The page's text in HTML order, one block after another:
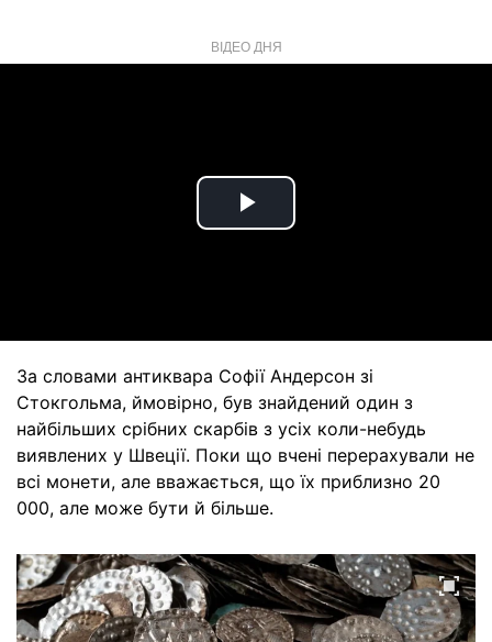
ВІДЕО ДНЯ
Play
За словами антиквара Софії Андерсон зі
Стокгольма, ймовірно, був знайдений один з
найбільших срібних скарбів з усіх коли-небудь
виявлених у Швеції. Поки що вчені перерахували не
всі монети, але вважається, що їх приблизно 20
000, але може бути й більше.